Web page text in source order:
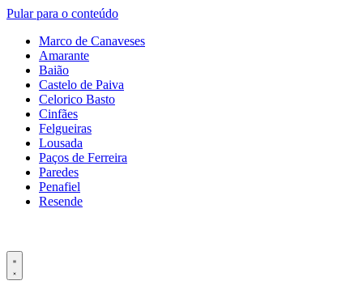
Pular para o conteúdo
Marco de Canaveses
Amarante
Baião
Castelo de Paiva
Celorico Basto
Cinfães
Felgueiras
Lousada
Paços de Ferreira
Paredes
Penafiel
Resende